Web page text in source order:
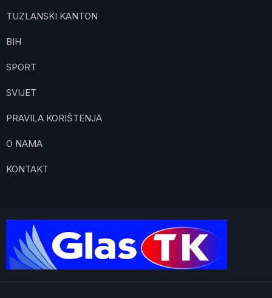
TUZLANSKI KANTON
BIH
SPORT
SVIJET
PRAVILA KORIŠTENJA
O NAMA
KONTAKT